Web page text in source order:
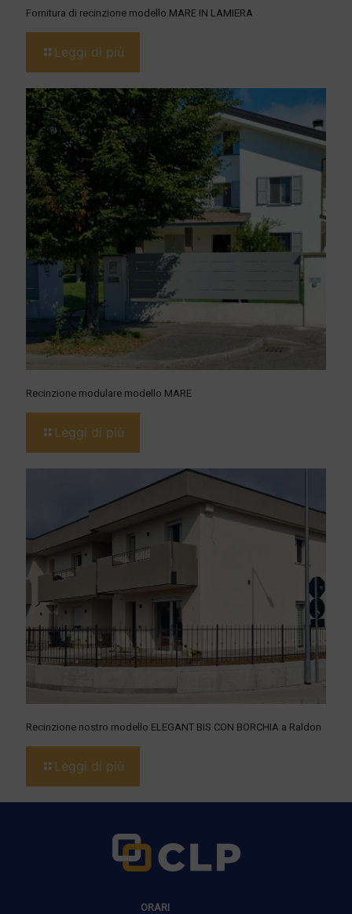
Fornitura di recinzione modello MARE IN LAMIERA
Leggi di più
Recinzione modulare modello MARE
Leggi di più
Recinzione nostro modello ELEGANT BIS CON BORCHIA a Raldon
Leggi di più
ORARI